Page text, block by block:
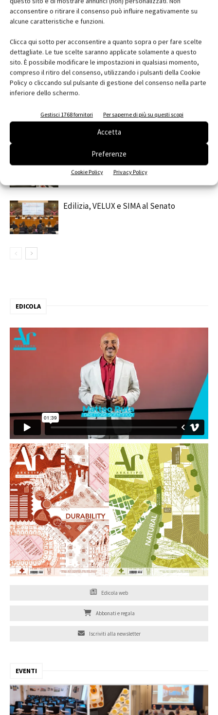
acconsentire o ritirare il consenso può influire negativamente su
alcune caratteristiche e funzioni.
Clicca qui sotto per acconsentire a quanto sopra o per fare scelte
dettagliate. Le tue scelte saranno applicate solamente a questo
sito. È possibile modificare le impostazioni in qualsiasi momento,
compreso il ritiro del consenso, utilizzando i pulsanti della Cookie
Policy o cliccando sul pulsante di gestione del consenso nella parte
inferiore dello schermo.
Gestisci 1768 fornitori Per saperne di più su questi scopi
Accetta
Preferenze
Cookie Policy Privacy Policy
Facebook Twitter Pinterest
RELATED ARTICLES
Saint-Gobain Architecture Student
Contest 2026
ARCHITECT@WORK Milano 2026
Edilizia, VELUX e SIMA al Senato
EDICOLA
Edicola web
Abbonati e regala
Iscriviti alla newsletter
EVENTI